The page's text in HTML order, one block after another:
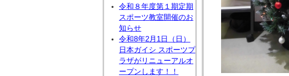
令和８年度第１期定期
スポーツ教室開催のお
知らせ
令和8年2月1日（日）
日本ガイシ スポーツプ
ラザがリニューアルオ
ープンします！！